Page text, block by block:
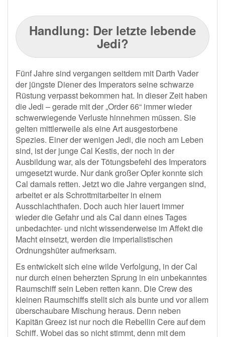
Handlung: Der letzte lebende
Jedi?
Fünf Jahre sind vergangen seitdem mit Darth Vader
der jüngste Diener des Imperators seine schwarze
Rüstung verpasst bekommen hat. In dieser Zeit haben
die Jedi – gerade mit der „Order 66“ immer wieder
schwerwiegende Verluste hinnehmen müssen. Sie
gelten mittlerweile als eine Art ausgestorbene
Spezies. Einer der wenigen Jedi, die noch am Leben
sind, ist der junge Cal Kestis, der noch in der
Ausbildung war, als der Tötungsbefehl des Imperators
umgesetzt wurde. Nur dank großer Opfer konnte sich
Cal damals retten. Jetzt wo die Jahre vergangen sind,
arbeitet er als Schrottmitarbeiter in einem
Ausschlachthafen. Doch auch hier lauert immer
wieder die Gefahr und als Cal dann eines Tages
unbedachter- und nicht wissenderweise im Affekt die
Macht einsetzt, werden die imperialistischen
Ordnungshüter aufmerksam.
Es entwickelt sich eine wilde Verfolgung, in der Cal
nur durch einen beherzten Sprung in ein unbekanntes
Raumschiff sein Leben retten kann. Die Crew des
kleinen Raumschiffs stellt sich als bunte und vor allem
überschaubare Mischung heraus. Denn neben
Kapitän Greez ist nur noch die Rebellin Cere auf dem
Schiff. Wobei das so nicht stimmt, denn mit dem